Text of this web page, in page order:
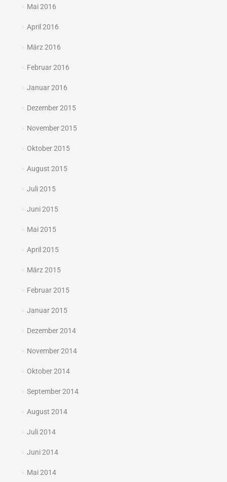
Mai 2016
April 2016
März 2016
Februar 2016
Januar 2016
Dezember 2015
November 2015
Oktober 2015
August 2015
Juli 2015
Juni 2015
Mai 2015
April 2015
März 2015
Februar 2015
Januar 2015
Dezember 2014
November 2014
Oktober 2014
September 2014
August 2014
Juli 2014
Juni 2014
Mai 2014